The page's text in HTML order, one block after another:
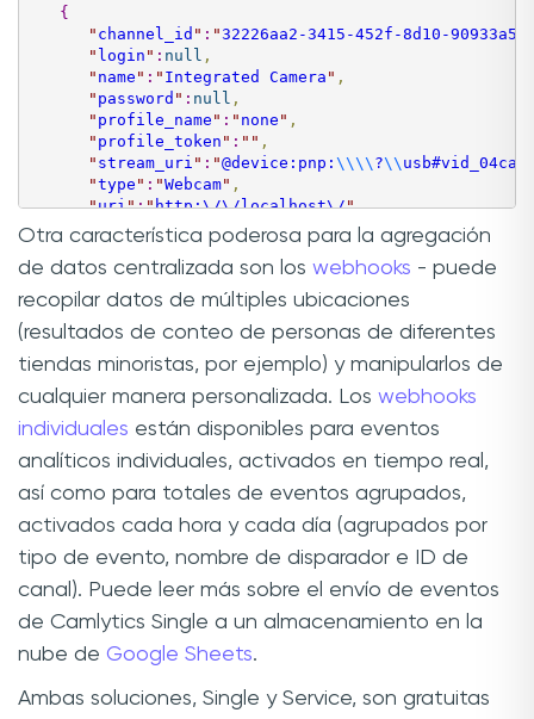
{
" channel_id " : "32226aa2-3415-452f-8d10-
" login " : null ,
" name " : " Integrated Camera " ,
" password " : null ,
" profile_name " : " none " ,
" profile_token " : " " ,
" stream_uri " : "@device:pnp: \\\\ ?\\ usb#vid_04ca
"type " : "Webcam" ,
"uri":"http:\/\/localhost\/"
{
"channel_id":"8f7be215-15e2-4695-b0da-
login null
" name ": " Video device " ,
"password":null,
profile_name profile0_0
" profile_token " : "profile0_0 " ,
"stream_uri":"rtsp:\/\/192.168.1.6:554\/ucast\/
type " Onvif"
"uri" :"http:\/\/192.168.1.6\/onvif\/
}
Otra característica poderosa para la agregación
de datos centralizada son los webhooks - puede
recopilar datos de múltiples ubicaciones
(resultados de conteo de personas de diferentes
tiendas minoristas, por ejemplo) y manipularlos de
cualquier manera personalizada. Los webhooks
individuales están disponibles para eventos
analíticos individuales, activados en tiempo real,
así como para totales de eventos agrupados,
activados cada hora y cada día (agrupados por
tipo de evento, nombre de disparador e ID de
canal). Puede leer más sobre el envío de eventos
de Camlytics Single a un almacenamiento en la
nube de Google Sheets.
Ambas soluciones, Single y Service, son gratuitas